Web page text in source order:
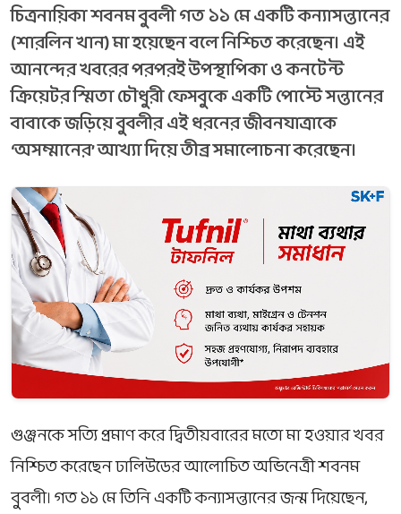
চিত্রনায়িকা শবনম বুবলী গত ১১ মে একটি কন্যাসন্তানের
(শারলিন খান) মা হয়েছেন বলে নিশ্চিত করেছেন। এই
আনন্দের খবরের পরপরই উপস্থাপিকা ও কনটেন্ট
ক্রিয়েটর স্মিতা চৌধুরী ফেসবুকে একটি পোস্টে সন্তানের
বাবাকে জড়িয়ে বুবলীর এই ধরনের জীবনযাত্রাকে
‘অসম্মানের’ আখ্যা দিয়ে তীব্র সমালোচনা করেছেন।
গুঞ্জনকে সত্যি প্রমাণ করে দ্বিতীয়বারের মতো মা হওয়ার খবর
নিশ্চিত করেছেন ঢালিউডের আলোচিত অভিনেত্রী শবনম
বুবলী। গত ১১ মে তিনি একটি কন্যাসন্তানের জন্ম দিয়েছেন,